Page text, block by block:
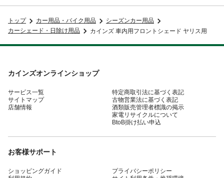
トップ カー用品・バイク用品
シーズンカー用品
カーシェード・日除け用品
カインズ 車内用フロントシェード ヤリス用
カインズオンラインショップ
サービス一覧
サイトマップ
店舗情報
特定商取引法に基づく表記
古物営業法に基づく表記
酒類販売管理者標識の掲示
家電リサイクルについて
BtoB掛け払い申込
お客様サポート
ショッピングガイド
プライバシーポリシー